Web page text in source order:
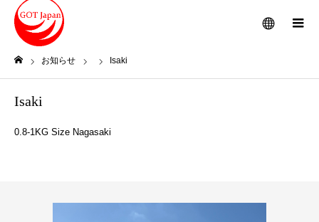
メニュー
お知らせ Isaki
Isaki
0.8-1KG Size Nagasaki